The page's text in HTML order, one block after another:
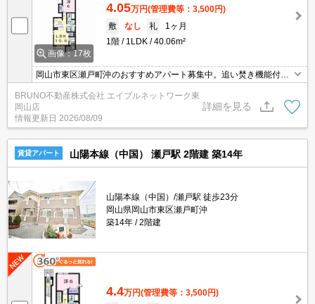
画像：17枚
4.05万円(管理費等：3,500円)
敷
なし 礼
1ヶ月
1階
1LDK 40.06m²
岡山市東区瀬戸町沖のおすすめアパート募集中。追い焚き機能付
き。お気軽にお問い合わせください。
BRUNO不動産株式会社 エイブルネットワーク東
岡山店
情報更新日 2026/08/09
詳細を見る
賃貸アパート 山陽本線（中国） 瀬戸駅 2階建 築14年
山陽本線（中国）/瀬戸駅 徒歩23分
岡山県岡山市東区瀬戸町沖
築14年
2階建
4.4万円(管理費等：3,500円)